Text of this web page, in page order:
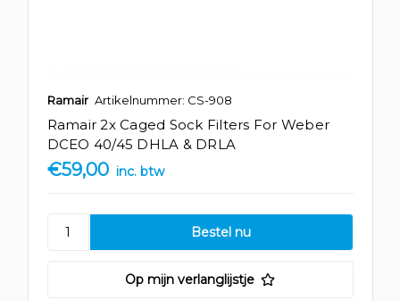
Ramair Artikelnummer: CS-908
Ramair 2x Caged Sock Filters For Weber
DCEO 40/45 DHLA & DRLA
€59,00 inc. btw
Op mijn verlanglijstje